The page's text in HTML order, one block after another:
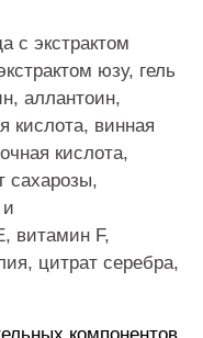
с экстрактом
юзу, гель
аллантоин,
кислота, винная
кислота,
сахарозы,
витамин F,
цитрат серебра,
компонентов